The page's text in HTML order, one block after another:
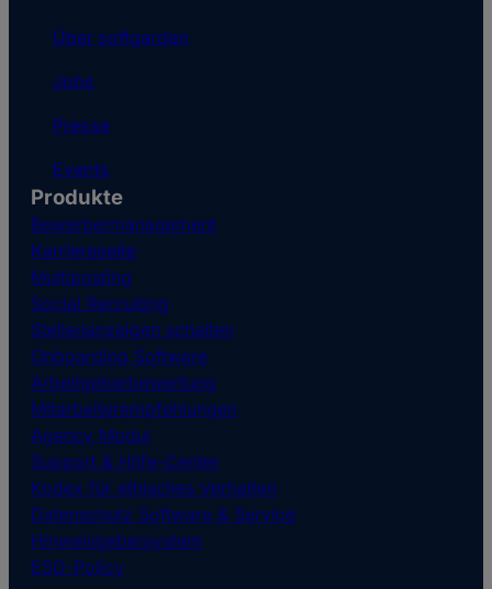
Über softgarden
Jobs
Presse
Events
Produkte
Bewerbermanagement
Karriereseite
Multiposting
Social Recruiting
Stellenanzeigen schalten
Onboarding Software
Arbeitgeberbewertung
Mitarbeiterempfehlungen
Agency Modul
Support & Hilfe-Center
Kodex für ethisches Verhalten
Datenschutz Software & Service
Hinweisgebersystem
ESG-Policy